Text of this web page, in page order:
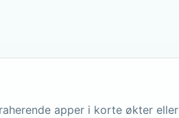
apper i korte økter eller